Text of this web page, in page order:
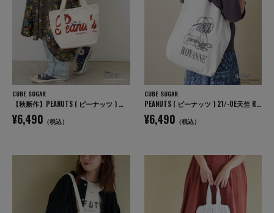
CUBE SUGAR
【秋新作】PEANUTS ( ピーナッツ ) キャンバス トートバッグ
¥6,490 （税込）
CUBE SUGAR
PEANUTS ( ピーナッツ ) 21/-OE天竺 Royanneトートバッグ
¥6,490 （税込）